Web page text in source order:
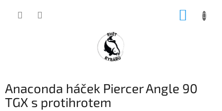
Anaconda háček Piercer Angle 90
TGX s protihrotem